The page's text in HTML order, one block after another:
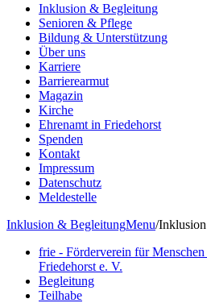
Inklusion & Begleitung
Senioren & Pflege
Bildung & Unterstützung
Über uns
Karriere
Barrierearmut
Magazin
Kirche
Ehrenamt in Friedehorst
Spenden
Kontakt
Impressum
Datenschutz
Meldestelle
Inklusion & BegleitungMenu/
frie - Förderverein für
Friedehorst e. V.
Begleitung
Teilhabe